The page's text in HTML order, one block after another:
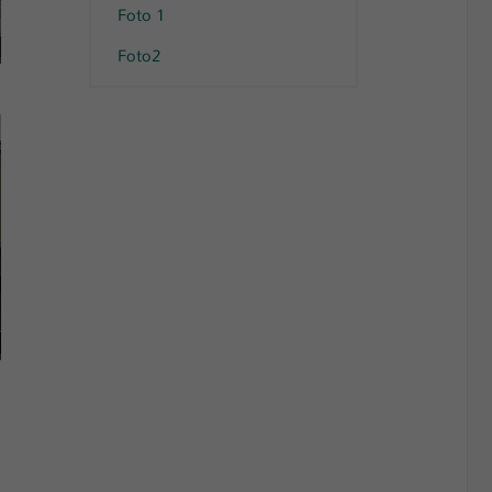
KL
Fernsehen, Stuttgart
Foto 1
Foto2